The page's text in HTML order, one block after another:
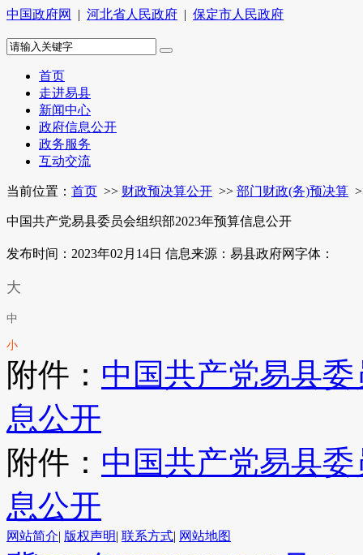
中国政府网 | 河北省人民政府 | 保定市人民政府
首页
走进易县
新闻中心
政府信息公开
政务服务
互动交流
当前位置： 首页 >> 财政预决算公开 >> 部门财政(务)预决算
中国共产党易县委员会组织部2023年预算信息公开
发布时间：2023年02月14日 信息来源：易县政府网字体：
大
中
小
附件： 中国共产党易县
息公开
附件： 中国共产党易县
息公开
网站简介| 版权声明| 联系方式| 网站地图